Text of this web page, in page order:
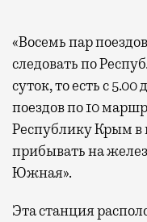
«Восемь пар
следовать по
суток, то есть с
поездов по 10
Республику Крым в
прибывать на
Южная».
Эта станция